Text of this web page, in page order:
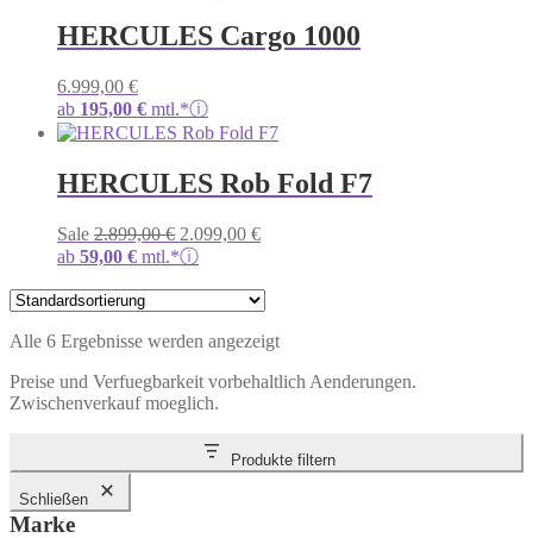
HERCULES Cargo 1000
6.999,00 €
ab 195,00 € mtl.*ⓘ
HERCULES Rob Fold F7
Sale 2.899,00€ Ursprünglicher
Preis
2.899,00 €
2.099,00 €Aktueller
2.099,00 €.
ab 59,00 € mtl.*ⓘ
Alle 6 Ergebnisse werden angezeigt
Preise und Verfuegbarkeit vorbehaltlich Aenderungen.
Zwischenverkauf moeglich.
Produkte filtern
Schließen
Marke